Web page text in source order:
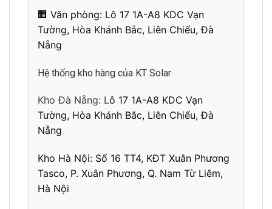
🏢 Văn phòng: Lô 17 1A-A8 KDC Vạn
Tường, Hòa Khánh Bắc, Liên Chiểu, Đà
Nẵng
Hệ thống kho hàng của KT Solar
Kho Đà Nẵng: Lô 17 1A-A8 KDC Vạn
Tường, Hòa Khánh Bắc, Liên Chiểu, Đà
Nẵng
Kho Hà Nội: Số 16 TT4, KĐT Xuân Phương
Tasco, P. Xuân Phương, Q. Nam Từ Liêm,
Hà Nội